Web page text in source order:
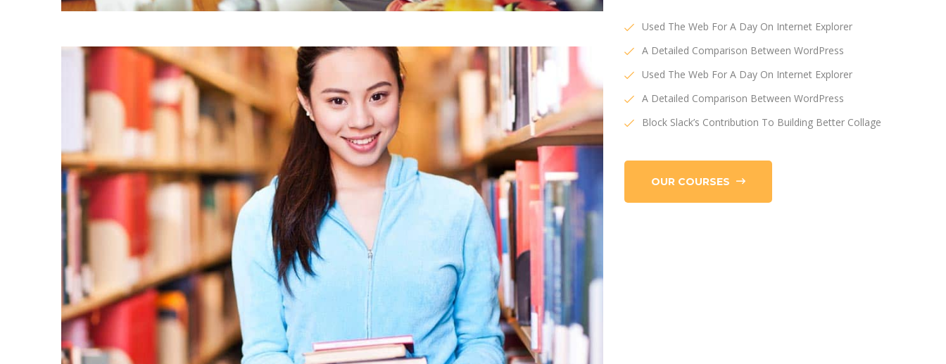
Used The Web For A Day On Internet Explorer
A Detailed Comparison Between WordPress
Used The Web For A Day On Internet Explorer
A Detailed Comparison Between WordPress
Block Slack’s Contribution To Building Better Collage
OUR COURSES